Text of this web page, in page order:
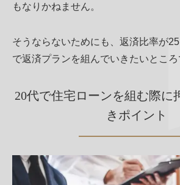
もなりかねません。
そうならないためにも、返済比率が
で返済プランを組んでいきたいところ
20代で住宅ローンを組む際に
きポイント